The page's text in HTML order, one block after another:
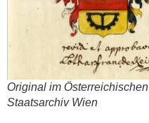
Original im Österreichischen
Staatsarchiv Wien